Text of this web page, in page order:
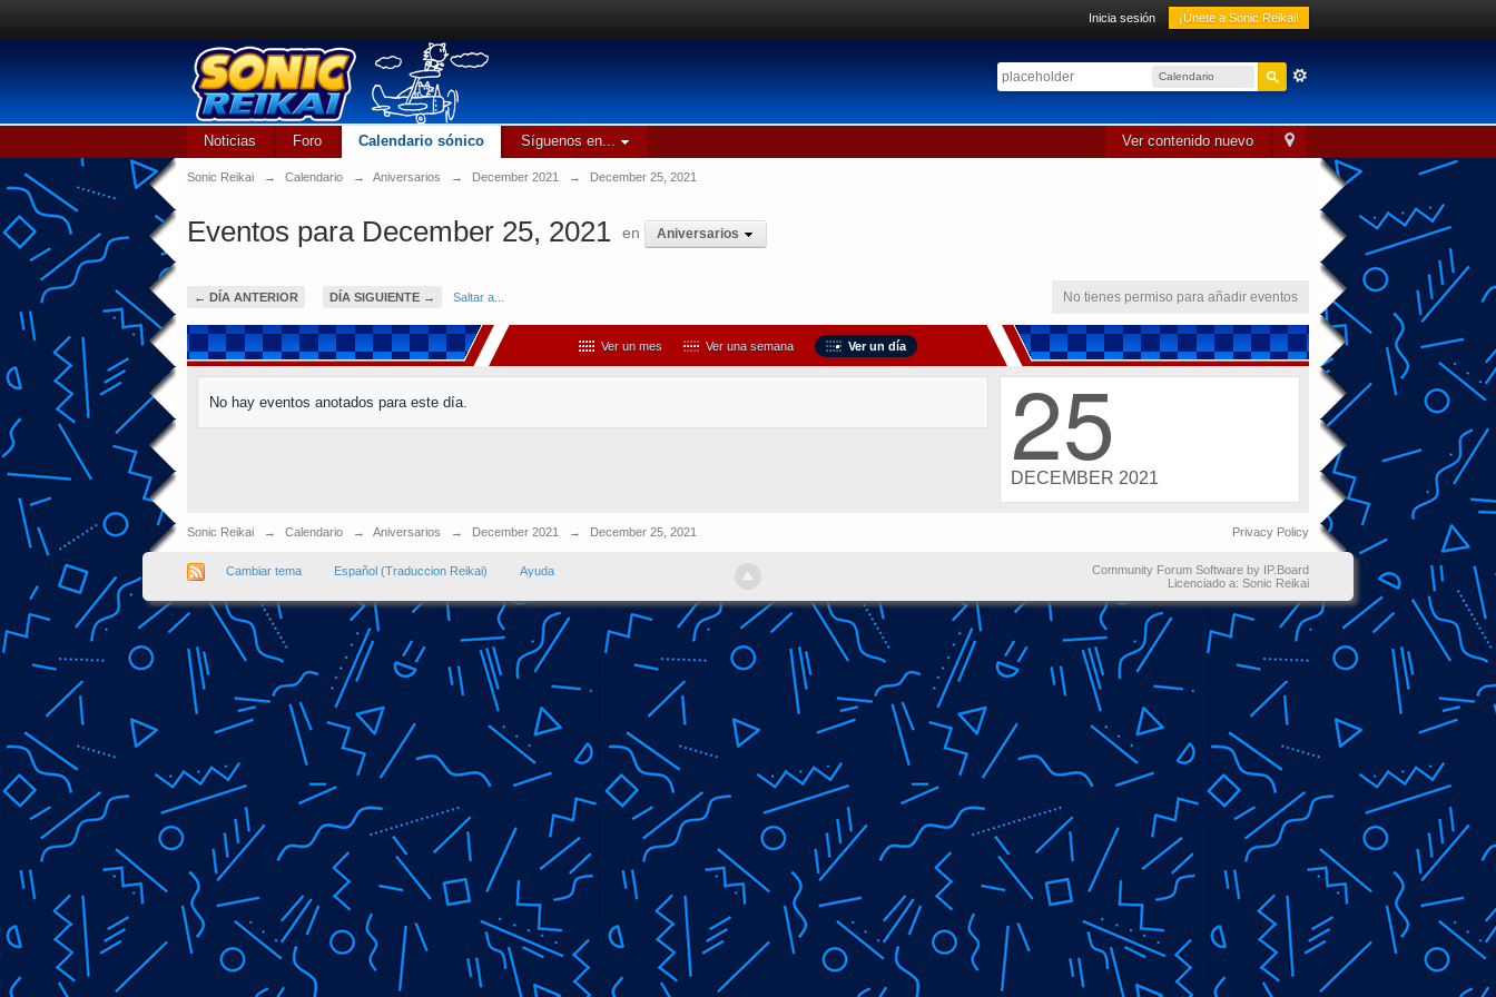
Inicia sesión ¡Únete a Sonic Reikai!
Calendario
sónico
Ver contenido nuevo
Noticias Foro Calendario sónico Síguenos en...
Sonic Reikai → Calendario → Aniversarios → December 2021 → December 25, 2021
Eventos para December 25, 2021 en Aniversarios
← DÍA ANTERIOR DÍA SIGUIENTE → Saltar a... No tienes permiso para añadir eventos
Ver un mes Ver una semana Ver un día
No hay eventos anotados para este día. 25
DECEMBER 2021
Sonic Reikai → Calendario → Aniversarios → December 2021 → December 25, 2021 Privacy Policy
Cambiar tema Español (Traduccion Reikai) Ayuda
Community Forum Software by IP.Board
Licenciado a: Sonic Reikai